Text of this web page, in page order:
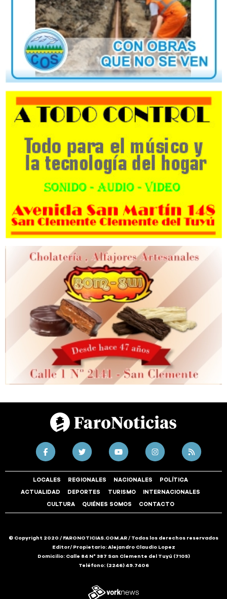
LOCALES REGIONALES NACIONALES POLÍTICA
ACTUALIDAD DEPORTES TURISMO INTERNACIONALES
CULTURA QUIÉNES SOMOS CONTACTO
© Copyright 2020 / FARONOTICIAS.COM.AR / Todos los derechos reservados
Editor/ Propietario: Alejandro Claudio Lopez
Domicilio: Calle 84 N° 387 San Clemente del Tuyú (7105)
Teléfono: (2246) 49.7406